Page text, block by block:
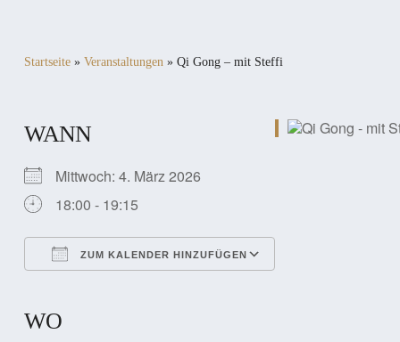
Startseite» Veranstaltungen» Qi Gong – mit Steffi
WANN
Mittwoch: 4. März 2026
18:00 - 19:15
ZUM KALENDER HINZUFÜGEN
WO